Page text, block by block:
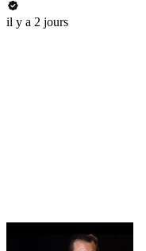
il y a 2 jours